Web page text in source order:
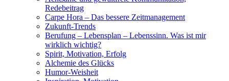
Redebeitrag
Carpe Hora – Das bessere Zeitmanagement
Zukunft-Trends
Berufung – Lebensplan – Lebenssinn. Was ist mir
wirklich wichtig?
Spirit, Motivation, Erfolg
Alchemie des Glücks
Humor-Weisheit